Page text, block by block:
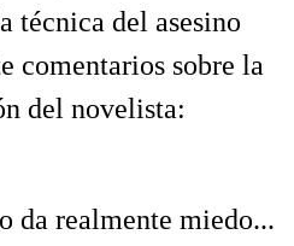
técnica del asesino
comentarios sobre la
del novelista:
da realmente miedo...